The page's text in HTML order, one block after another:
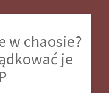
w chaosie?
je